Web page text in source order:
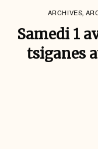
ARCHIVES,
Samedi 1
tsiganes